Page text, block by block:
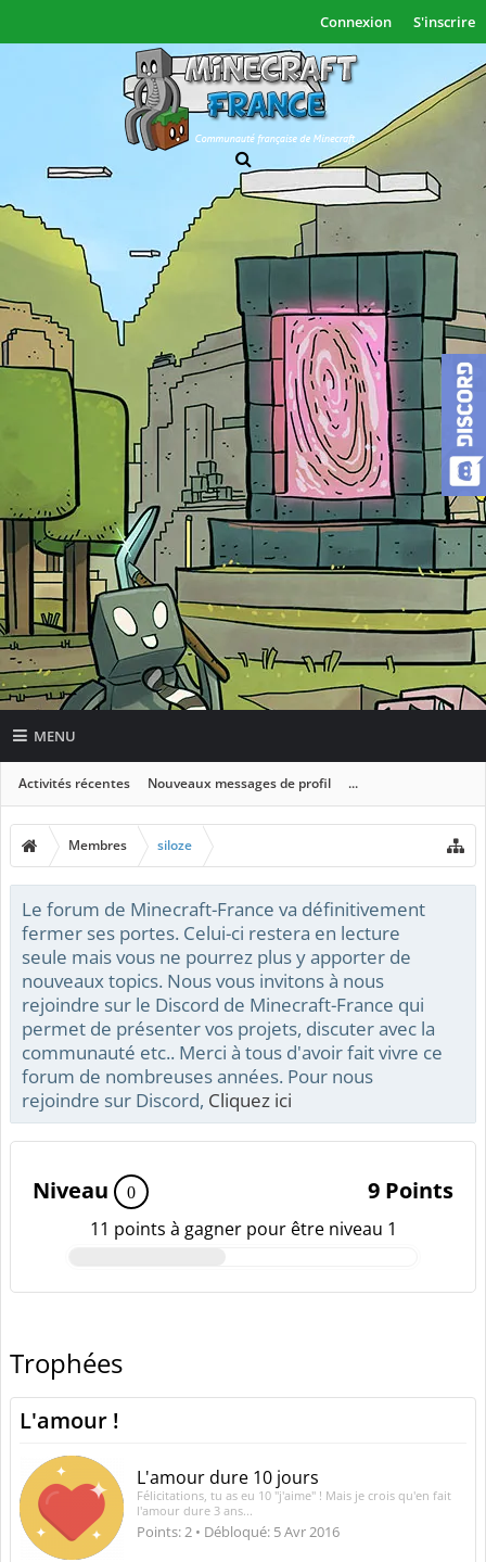
Connexion S'inscrire
MENU
Activités récentes Nouveaux messages de profil ...
Membres siloze
Le forum de Minecraft-France va définitivement
fermer ses portes. Celui-ci restera en lecture
seule mais vous ne pourrez plus y apporter de
nouveaux topics. Nous vous invitons à nous
rejoindre sur le Discord de Minecraft-France qui
permet de présenter vos projets, discuter avec la
communauté etc.. Merci à tous d'avoir fait vivre ce
forum de nombreuses années. Pour nous
rejoindre sur Discord, Cliquez ici
Niveau 0 9 Points
11 points à gagner pour être niveau 1
Trophées
L'amour !
L'amour dure 10 jours
Félicitations, tu as eu 10 "j'aime" ! Mais je crois qu'en fait
l'amour dure 3 ans...
Points: 2 Débloqué: 5 Avr 2016